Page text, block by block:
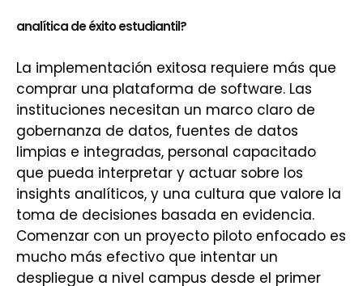
analítica de éxito estudiantil?
La implementación exitosa requiere más que
comprar una plataforma de software. Las
instituciones necesitan un marco claro de
gobernanza de datos, fuentes de datos
limpias e integradas, personal capacitado
que pueda interpretar y actuar sobre los
insights analíticos, y una cultura que valore la
toma de decisiones basada en evidencia.
Comenzar con un proyecto piloto enfocado es
mucho más efectivo que intentar un
despliegue a nivel campus desde el primer